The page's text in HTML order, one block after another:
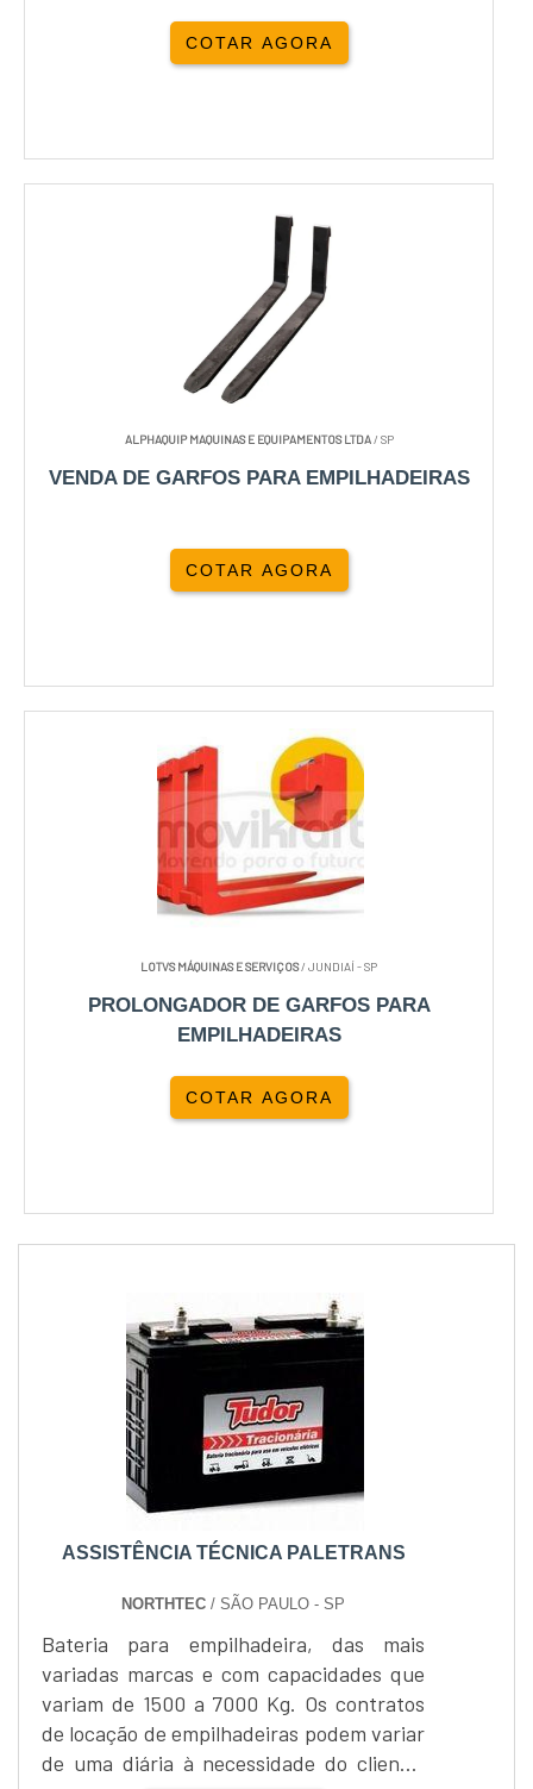
COTAR AGORA
ALPHAQUIP MAQUINAS E EQUIPAMENTOS LTDA/ SP
VENDA DE GARFOS PARA EMPILHADEIRAS
COTAR AGORA
LOTVS MÁQUINAS E SERVIÇOS/ JUNDIAÍ - SP
PROLONGADOR DE GARFOS PARA
EMPILHADEIRAS
COTAR AGORA
ASSISTÊNCIA TÉCNICA PALETRANS
NORTHTEC / SÃO PAULO - SP
Bateria para empilhadeira, das mais
variadas marcas e com capacidades que
variam de 1500 a 7000 Kg. Os contratos
de locação de empilhadeiras podem variar
de uma diária à necessidade do cliente,